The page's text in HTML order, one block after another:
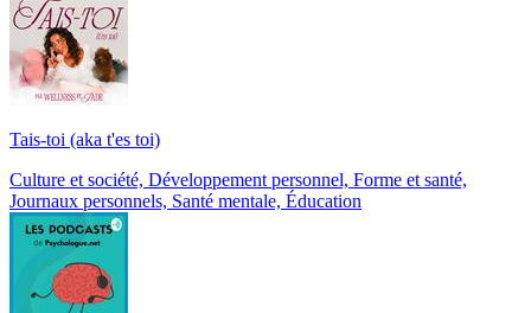
Tais-toi (aka t'es toi)
Culture et société, Développement personnel, Forme et santé,
Journaux personnels, Santé mentale, Éducation